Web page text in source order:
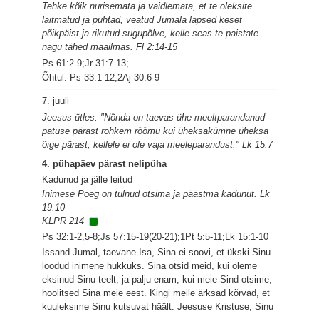
Tehke kõik nurisemata ja vaidlemata, et te oleksite
laitmatud ja puhtad, veatud Jumala lapsed keset
põikpäist ja rikutud sugupõlve, kelle seas te paistate
nagu tähed maailmas. Fl 2:14-15
Ps 61:2-9;Jr 31:7-13;
Õhtul: Ps 33:1-12;2Aj 30:6-9
7. juuli
Jeesus ütles: "Nõnda on taevas ühe meeltparandanud
patuse pärast rohkem rõõmu kui üheksakümne üheksa
õige pärast, kellele ei ole vaja meeleparandust." Lk 15:7
4. pühapäev pärast nelipüha
Kadunud ja jälle leitud
Inimese Poeg on tulnud otsima ja päästma kadunut. Lk
19:10
KLPR 214
Ps 32:1-2,5-8;Js 57:15-19(20-21);1Pt 5:5-11;Lk 15:1-10
Issand Jumal, taevane Isa, Sina ei soovi, et ükski Sinu
loodud inimene hukkuks. Sina otsid meid, kui oleme
eksinud Sinu teelt, ja palju enam, kui meie Sind otsime,
hoolitsed Sina meie eest. Kingi meile ärksad kõrvad, et
kuuleksime Sinu kutsuvat häält. Jeesuse Kristuse, Sinu